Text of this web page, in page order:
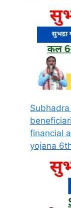
financial
yojana